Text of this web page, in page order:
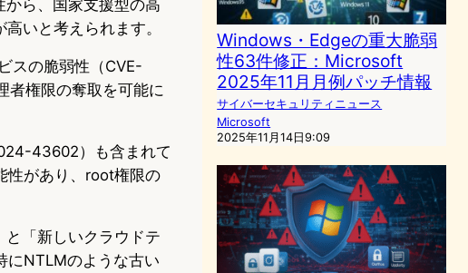
ら、国家支援型の高
いと考えられます。
スの脆弱性（CVE-
者権限の奪取を可能に
43602）も含まれて
性があり、root権限の
「新しいクラウドテ
にNTLMのような古い
Windows・Edgeの重大脆弱
性63件修正：Microsoft
2025年11月月例パッチ情報
サイバーセキュリティニュース
Microsoft
2025年11月14日9:09